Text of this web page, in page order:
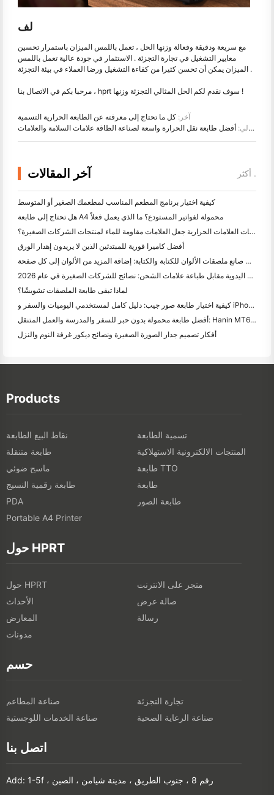
لف
مع سريعة ودقيقة وفعالة وزنها الحل ، تعمل باللمس الميزان باستمرار تحسين
معايير التشغيل في تجارة التجزئة . الاستثمار في جودة عالية تعمل باللمس
الميزان يمكن أن تحسن كثيرا من كفاءة التشغيل ورضا العملاء في بيئة التجزئة .
مرحبا بكم في الاتصال بنا ، hprt سوف نقدم لكم الحل المثالي التجزئة وزنها !
آخر: كل ما تحتاج إلى معرفته عن الطابعة الحرارية التسمية
التالي:
أفضل طابعة نقل الحرارة واسعة لصناعة الطاقة علامات السلامة والعلامات
آخر المقالات أكثر .
كيفية اختيار برنامج المطعم المناسب لمطعمك الصغير أو المتوسط
هل تحتاج إلى طابعة A4 محمولة لفواتير المستودع؟ ما الذي يعمل فعلاً
هل يمكن لطابعات العلامات الحرارية جعل العلامات مقاومة للماء لمنتجات الشركات الصغيرة؟
أفضل كاميرا فورية للمبتدئين الذين لا يريدون إهدار الورق
أفضل صانع ملصقات الألوان للكتابة والكتابة: إضافة المزيد من الألوان إلى كل صفحة
الكتابة اليدوية مقابل طباعة علامات الشحن: نصائح للشركات الصغيرة في عام 2026
لماذا تبقى طابعة الملصقات تشويشًا؟
كيفية اختيار طابعة صور جيب: دليل كامل لمستخدمي اليوميات والسفر و iPhone
أفضل طابعة محمولة بدون حبر للسفر والمدرسة والعمل المتنقل: Hanin MT620 Pro Review
أفكار تصميم جدار الصورة الصغيرة ونصائح ديكور غرفة النوم والنزل
Products
نقاط البيع الطابعة
تسمية الطابعة
طابعة متنقلة
المنتجات الالكترونية الاستهلاكية
ماسح ضوئي
طابعة TTO
طابعة رقمية النسيج
طابعة
PDA
طابعة الصور
Portable A4 Printer
حول HPRT
حول HPRT
متجر على الانترنت
الأحداث
صالة عرض
المعارض
رسالة
مدونات
حسم
صناعة المطاعم
تجارة التجزئة
صناعة الخدمات اللوجستية
صناعة الرعاية الصحية
اتصل بنا
Add: 1-5f ، رقم 8 ، جنوب الطريق ، مدينة شيامن ، الصين